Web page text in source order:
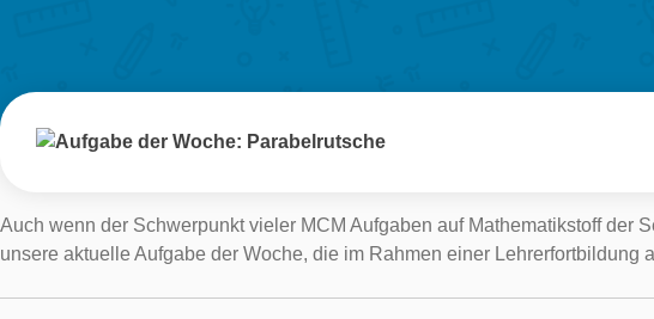
Auch wenn der Schwerpunkt vieler MCM Aufgaben auf Mathematikstoff der
unsere aktuelle Aufgabe der Woche, die im Rahmen einer